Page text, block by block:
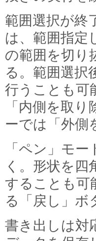
範囲選択が終
は、範囲指定
の範囲を切り
る。範囲選択
行うことも可
「内側を取
ーでは「外側
「ペン」モ
く。形状を
することも可
る「戻し」ボ
書き出しは対